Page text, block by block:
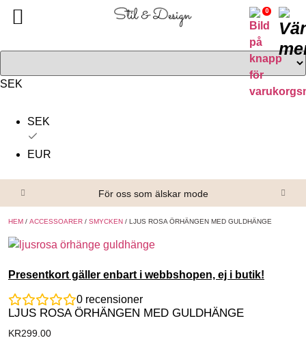
SEK
SEK
EUR
För oss som älskar mode
HEM / ACCESSOARER / SMYCKEN / LJUS ROSA ÖRHÄNGEN MED GULDHÄNGE
Presentkort gäller enbart i webbshopen, ej i butik!
0 recensioner
LJUS ROSA ÖRHÄNGEN MED GULDHÄNGE
KR299.00
0
Alla produkter
Om oss